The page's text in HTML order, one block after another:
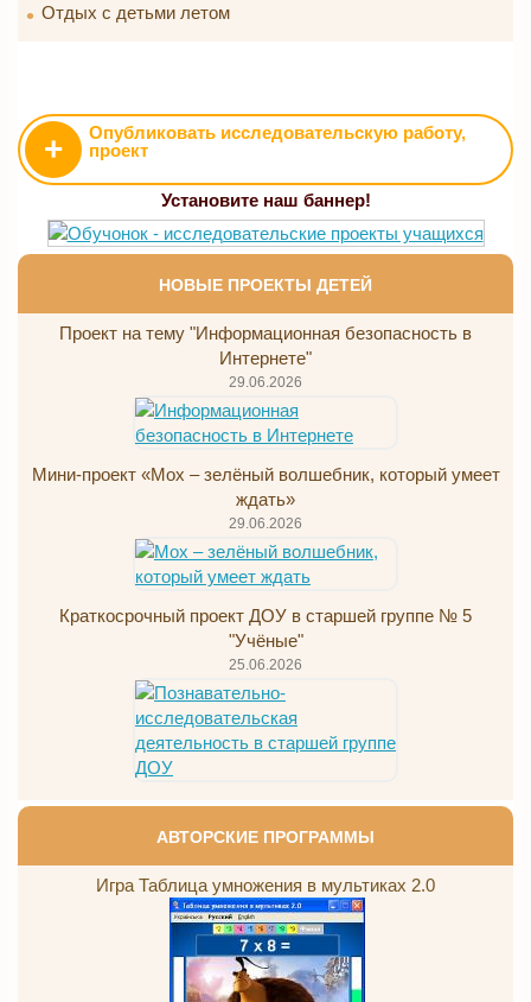
Отдых с детьми летом
+
Опубликовать исследовательскую работу,
проект
Установите наш баннер!
НОВЫЕ ПРОЕКТЫ ДЕТЕЙ
Проект на тему "Информационная безопасность в
Интернете"
29.06.2026
Мини-проект «Мох – зелёный волшебник, который умеет
ждать»
29.06.2026
Краткосрочный проект ДОУ в старшей группе № 5
"Учёные"
25.06.2026
АВТОРСКИЕ ПРОГРАММЫ
Игра Таблица умножения в мультиках 2.0